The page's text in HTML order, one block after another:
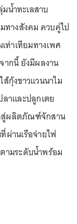
น้ำทะเลสาบ
ทางสังคม ควบคู่ไป
ท่าเทียมทางเพศ
ากนี้ ยังมีผลงาน
กุ้งขาวแวนนาไม
ลาและปลูกเตย
สู่ผลิตภัณฑ์จักสาน
ผ่านเรือจ่ายไฟ
ามระดับน้ำพร้อม